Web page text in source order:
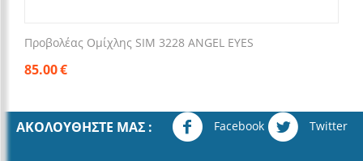
Προβολέας Ομίχλης SIM 3228 ANGEL EYES
85.00€
ΑΚΟΛΟΥΘΉΣΤΕ ΜΑΣ : Facebook Twitter